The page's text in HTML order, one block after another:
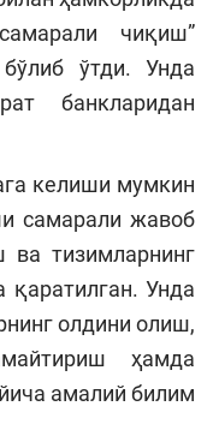
чиқиш”
ўтди. Унда
банкларидан
келиши мумкин
самарали жавоб
тизимларнинг
қаратилган. Унда
олдини олиш,
ҳамда
амалий билим